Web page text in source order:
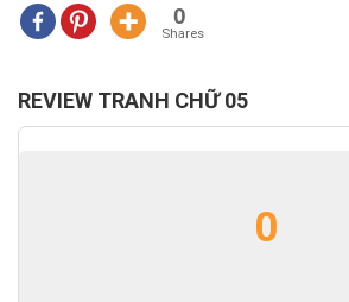
0
Shares
REVIEW TRANH CHỮ 05
0